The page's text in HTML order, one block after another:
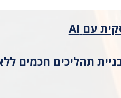
עם
תהליכים חכמים